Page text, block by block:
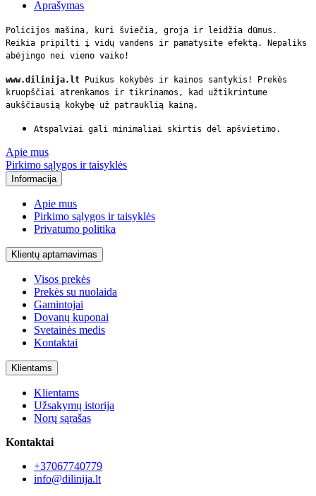
Aprašymas
Policijos mašina, kuri šviečia, groja ir leidžia dūmus.
Reikia pripilti į vidų vandens ir pamatysite efektą. Nepaliks
abėjingo nei vieno vaiko!
www.dilinija.lt Puikus kokybės ir kainos santykis! Prekės
kruopščiai atrenkamos ir tikrinamos, kad užtikrintume
aukščiausią kokybę už patrauklią kainą.
Atspalviai gali minimaliai skirtis dėl apšvietimo.
Apie mus
Pirkimo sąlygos ir taisyklės
Informacija
Apie mus
Pirkimo sąlygos ir taisyklės
Privatumo politika
Klientų aptarnavimas
Visos prekės
Prekės su nuolaida
Gamintojai
Dovanų kuponai
Svetainės medis
Kontaktai
Klientams
Klientams
Užsakymų istorija
Norų sąrašas
Kontaktai
+37067740779
info@dilinija.lt